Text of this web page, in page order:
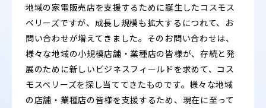
地域の家電販売店を支援するために誕生したコスモス
ベリーズですが、成長し規模も拡大するにつれて、お
問い合わせが増えてきました。そのお問い合わせは、
様々な地域の小規模店舗・業種店の皆様が、存続と発
展のために新しいビジネスフィールドを求めて、コス
モスベリーズを探し当ててきたものです。様々な地域
の店舗・業種店の皆様を支援するため、現在に至って